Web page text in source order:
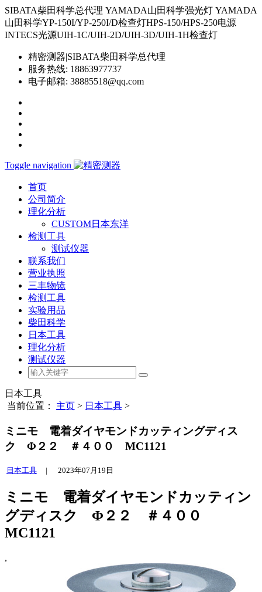
SIBATA柴田科学总代理 YAMADA山田科学强光灯 YAMADA
山田科学YP-150I/YP-250I/D检查灯HPS-150/HPS-250电源
INTECS光源UIH-1C/UIH-2D/UIH-3D/UIH-1H检查灯
精密测器|SIBATA柴田科学总代理
服务热线: 18863977737
电子邮箱: 38885518@qq.com
Toggle navigation
首页
公司简介
理化分析
CUSTOM日本东洋
检测工具
测试仪器
联系我们
营业执照
三丰物镜
检测工具
实验用品
柴田科学
日本工具
理化分析
测试仪器
日本工具
当前位置： 主页 > 日本工具 >
ミニモ 電着ダイヤモンドカッティングディス
ク Φ２２ ＃４００ MC1121
日本工具 | 2023年07月19日
ミニモ 電着ダイヤモンドカッティン
グディスク Φ２２ ＃４００
MC1121
,